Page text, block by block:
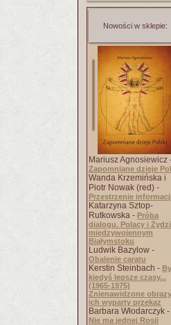
Nowości w sklepie:
Mariusz Agnosiewicz
Zapomniane dzieje
Wanda Krzemińska i
Piotr Nowak (red) -
Przestrzenie informacji
Katarzyna Sztop-
Rutkowska - Próba
dialogu. Polacy i
międzywojennym
Białymstoku
Ludwik Bazylow -
Obalenie caratu
Kerstin Steinbach -
kiedyś lepsze czasy...
(1965-1975)
Znienawidzone
ich wyparty przekaz
Barbara Włodarczyk -
Nie ma jednej Rosji